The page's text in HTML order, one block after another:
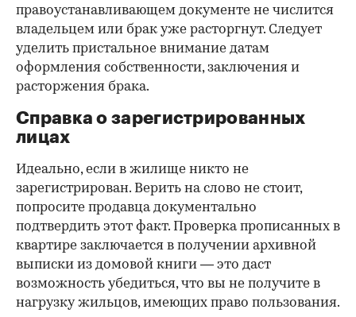
правоустанавливающем документе не числится
владельцем или брак уже расторгнут. Следует
уделить пристальное внимание датам
оформления собственности, заключения и
расторжения брака.
Справка о зарегистрированных
лицах
Идеально, если в жилище никто не
зарегистрирован. Верить на слово не стоит,
попросите продавца документально
подтвердить этот факт. Проверка прописанных в
квартире заключается в получении архивной
выписки из домовой книги — это даст
возможность убедиться, что вы не получите в
нагрузку жильцов, имеющих право пользования.